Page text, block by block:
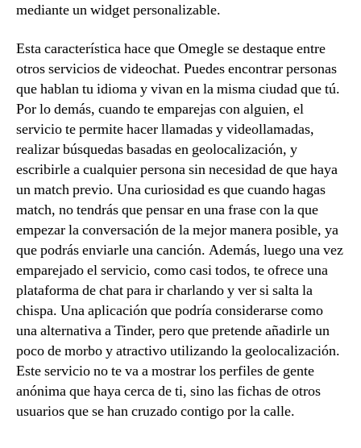
mediante un widget personalizable.
Esta característica hace que Omegle se destaque entre
otros servicios de videochat. Puedes encontrar personas
que hablan tu idioma y vivan en la misma ciudad que tú.
Por lo demás, cuando te emparejas con alguien, el
servicio te permite hacer llamadas y videollamadas,
realizar búsquedas basadas en geolocalización, y
escribirle a cualquier persona sin necesidad de que haya
un match previo. Una curiosidad es que cuando hagas
match, no tendrás que pensar en una frase con la que
empezar la conversación de la mejor manera posible, ya
que podrás enviarle una canción. Además, luego una vez
emparejado el servicio, como casi todos, te ofrece una
plataforma de chat para ir charlando y ver si salta la
chispa. Una aplicación que podría considerarse como
una alternativa a Tinder, pero que pretende añadirle un
poco de morbo y atractivo utilizando la geolocalización.
Este servicio no te va a mostrar los perfiles de gente
anónima que haya cerca de ti, sino las fichas de otros
usuarios que se han cruzado contigo por la calle.